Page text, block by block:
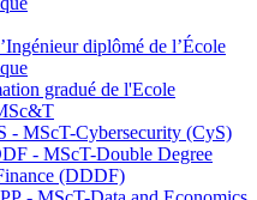
diplômé de l’École
gradué de l'Ecole
- MScT-Cybersecurity (CyS)
- MScT-Double Degree
(DDDF)